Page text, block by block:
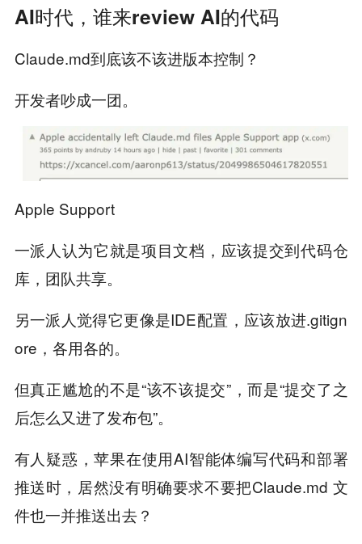
AI时代，谁来review AI的代码
Claude.md到底该不该进版本控制？
开发者吵成一团。
Apple Support
一派人认为它就是项目文档，应该提交到代码仓
库，团队共享。
另一派人觉得它更像是IDE配置，应该放进.gitign
ore，各用各的。
但真正尴尬的不是“该不该提交”，而是“提交了之
后怎么又进了发布包”。
有人疑惑，苹果在使用AI智能体编写代码和部署
推送时，居然没有明确要求不要把Claude.md 文
件也一并推送出去？